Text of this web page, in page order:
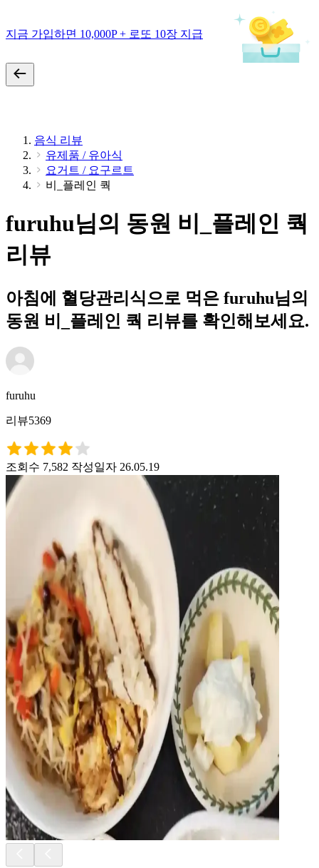
지금 가입하면 10,000P + 로또 10장 지급
음식 리뷰
유제품 / 유아식
요거트 / 요구르트
비_플레인 쿽
furuhu님의 동원 비_플레인 쿽
리뷰
아침에 혈당관리식으로 먹은 furuhu님의
동원 비_플레인 쿽 리뷰를 확인해보세요.
furuhu
리뷰5369
조회수 7,582 작성일자 26.05.19